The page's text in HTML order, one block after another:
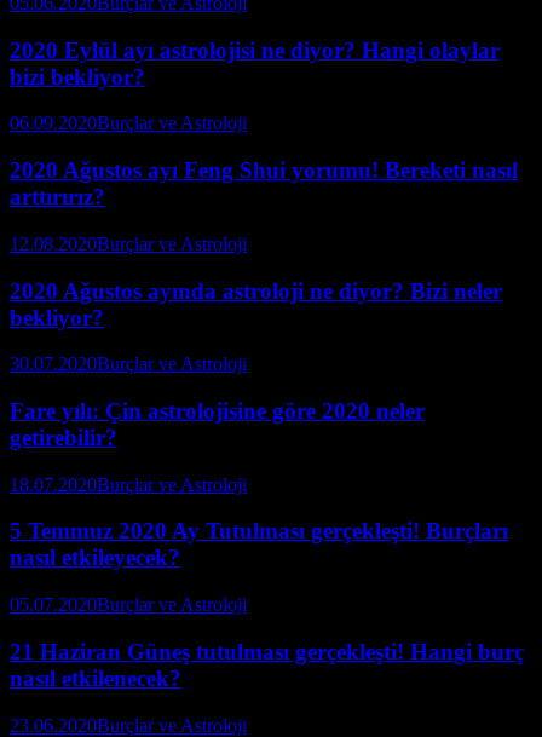
2020 Eylül ayı astrolojisi ne diyor? Hangi olaylar
bizi bekliyor?
06.09.2020Burçlar ve Astroloji
2020 Ağustos ayı Feng Shui yorumu! Bereketi nasıl
arttırırız?
12.08.2020Burçlar ve Astroloji
2020 Ağustos ayında astroloji ne diyor? Bizi neler
bekliyor?
30.07.2020Burçlar ve Astroloji
Fare yılı: Çin astrolojisine göre 2020 neler
getirebilir?
18.07.2020Burçlar ve Astroloji
5 Temmuz 2020 Ay Tutulması gerçekleşti! Burçları
nasıl etkileyecek?
05.07.2020Burçlar ve Astroloji
21 Haziran Güneş tutulması gerçekleşti! Hangi burç
nasıl etkilenecek?
23.06.2020Burçlar ve Astroloji